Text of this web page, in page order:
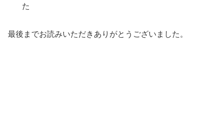
た
最後までお読みいただきありがとうございました。